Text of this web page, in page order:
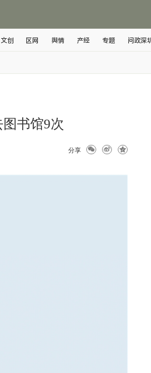
文创 区网 舆情 产经 专题 问政深圳
书馆9次
分享